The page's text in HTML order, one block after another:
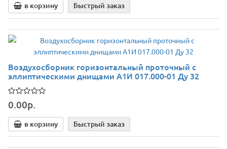
в корзину Быстрый заказ
Воздухосборник горизонтальный проточный с
эллиптическими днищами А1И 017.000-01 Ду 32
0.00р.
в корзину Быстрый заказ